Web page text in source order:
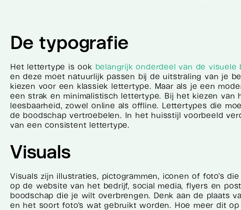
De typografie
Het lettertype is ook belangrijk onderdeel van de visuele
en deze moet natuurlijk passen bij de uitstraling van je
kiezen voor een klassiek lettertype. Maar als je een
een strak en minimalistisch lettertype. Bij het kiezen
leesbaarheid, zowel online als offline. Lettertypes die
de boodschap vertroebelen. In het huisstijl voorbeeld
van een consistent lettertype.
Visuals
Visuals zijn illustraties, pictogrammen, iconen of foto’s
op de website van het bedrijf, social media, flyers en
boodschap die je wilt overbrengen. Denk aan de plaats
en het soort foto’s wat gebruikt worden. Hoe meer dit